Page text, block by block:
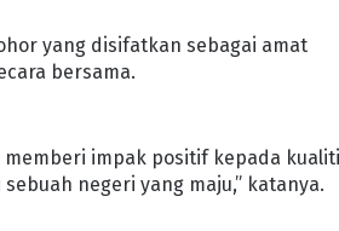
yang disifatkan sebagai amat
bersama.
memberi impak positif kepada
negeri yang maju,” katanya.